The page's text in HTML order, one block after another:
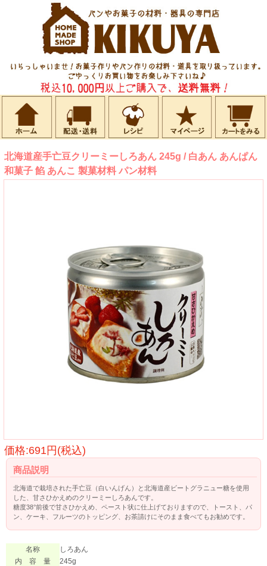
北海道産手亡豆クリーミーしろあん 245g / 白あん あんぱん
和菓子 餡 あんこ 製菓材料 パン材料
価格:691円(税込)
商品説明
北海道で栽培された手亡豆（白いんげん）と北海道産ビートグラニュー糖を使用
した、甘さひかえめのクリーミーしろあんです。
糖度38°前後で甘さひかえめ、ペースト状に仕上げておりますので、トースト、パ
ン、ケーキ、フルーツのトッピング、お茶請けにそのまま食べてもお勧めです。
名称
しろあん
内 容 量
245g